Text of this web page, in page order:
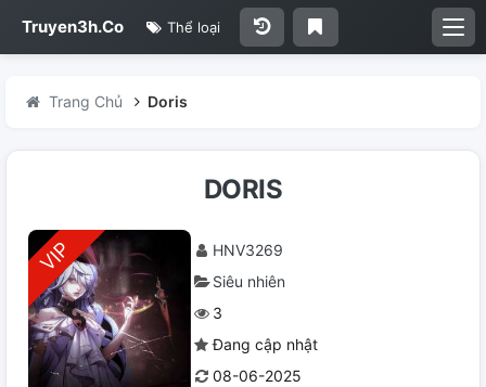
Truyen3h.Co Thể loại
Trang Chủ Doris
DORIS
HNV3269
Siêu nhiên
3
Đang cập nhật
08-06-2025